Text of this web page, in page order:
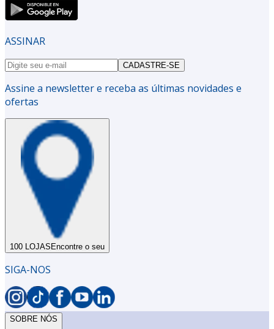
ASSINAR
CADASTRE-SE
Assine a newsletter e receba as últimas novidades e
ofertas
100 LOJAS Encontre o seu
SIGA-NOS
SOBRE NÓS